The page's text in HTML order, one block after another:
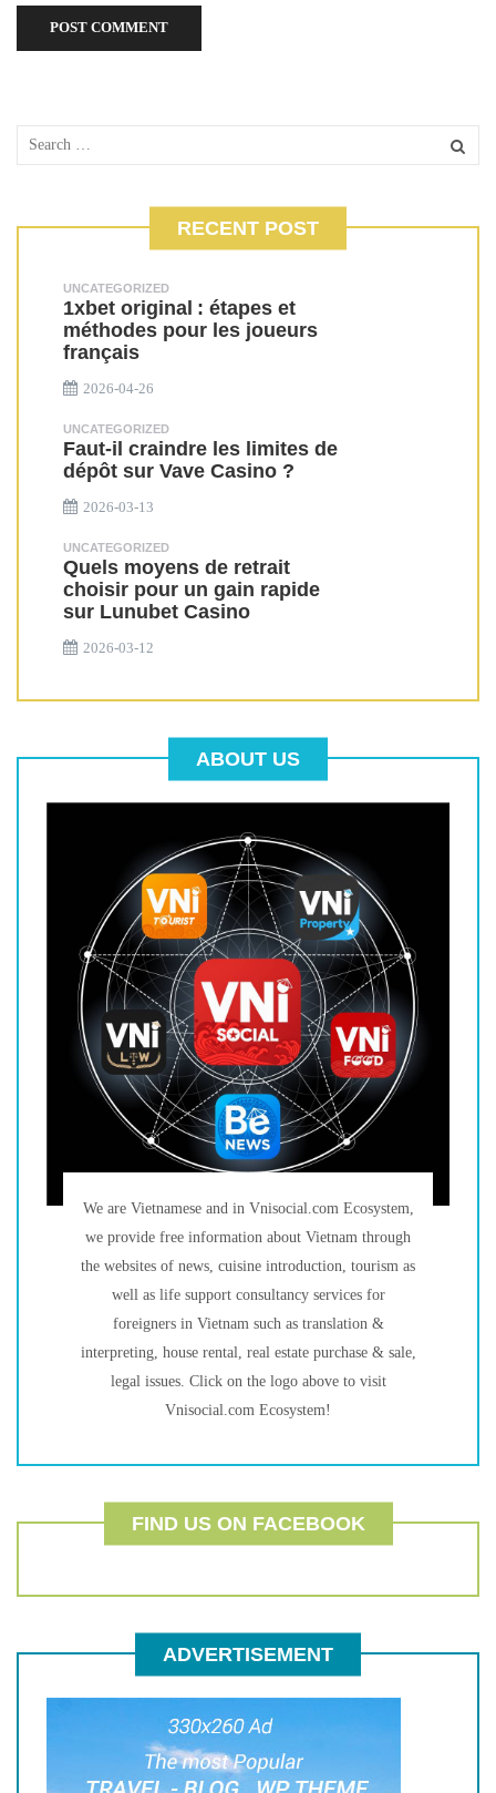
RECENT POST
UNCATEGORIZED
1xbet original : étapes et
méthodes pour les joueurs
français
2026-04-26
UNCATEGORIZED
Faut-il craindre les limites de
dépôt sur Vave Casino ?
2026-03-13
UNCATEGORIZED
Quels moyens de retrait
choisir pour un gain rapide
sur Lunubet Casino
2026-03-12
ABOUT US
We are Vietnamese and in Vnisocial.com Ecosystem,
we provide free information about Vietnam through
the websites of news, cuisine introduction, tourism as
well as life support consultancy services for
foreigners in Vietnam such as translation &
interpreting, house rental, real estate purchase & sale,
legal issues. Click on the logo above to visit
Vnisocial.com Ecosystem!
FIND US ON FACEBOOK
ADVERTISEMENT